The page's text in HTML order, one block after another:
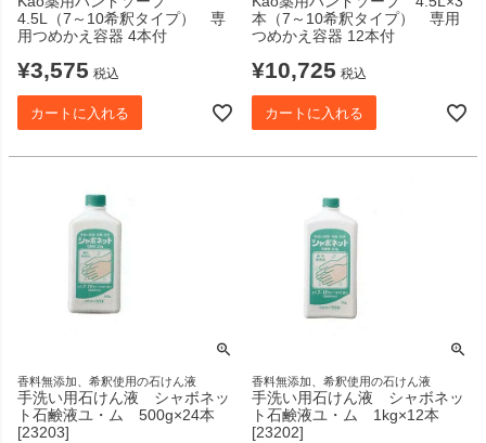
4.5L（7～10希釈タイプ） 専
用つめかえ容器 4本付
¥3,575 税込
カートに入れる
本（7～10希釈タイプ） 専用
つめかえ容器 12本付
¥10,725 税込
カートに入れる
香料無添加、希釈使用の石けん液
手洗い用石けん液 シャボネッ
ト石鹸液ユ・ム 500g×24本
[23203]
香料無添加、希釈使用の石けん液
手洗い用石けん液 シャボネッ
ト石鹸液ユ・ム 1kg×12本
[23202]